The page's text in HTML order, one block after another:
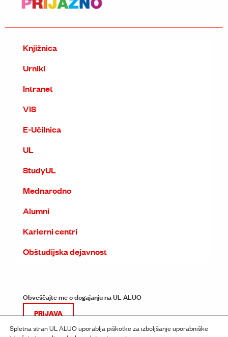
Knjižnica
Urniki
Intranet
VIS
E-Učilnica
UL
StudyUL
Mednarodno
Alumni
Karierni centri
Obštudijska dejavnost
Obveščajte me o dogajanju na UL ALUO
PRIJAVA
Spletna stran UL ALUO uporablja piškotke za izboljšanje uporabniške